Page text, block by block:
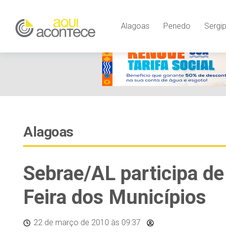
Alagoas Penedo
Alagoas
Sebrae/AL participa
Feira dos Municípios
22 de março de 2010 às 09:37